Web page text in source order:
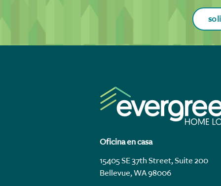
Oficina en casa
15405 SE 37th Street, Suite 200
Bellevue, WA 98006